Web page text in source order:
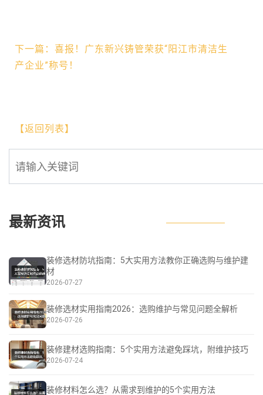
下一篇：喜报！广东新兴铸管荣获“阳江市清洁生
产企业”称号！
【返回列表】
最新资讯
装修选材防坑指南：5大实用方法教你正确选购与维护建
材
2026-07-27
装修选材实用指南2026：选购维护与常见问题全解析
2026-07-26
装修建材选购指南：5个实用方法避免踩坑，附维护技巧
2026-07-24
装修材料怎么选？从需求到维护的5个实用方法